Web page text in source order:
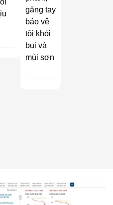
găng tay
bảo vệ
tôi khỏi
bụi và
mùi sơn